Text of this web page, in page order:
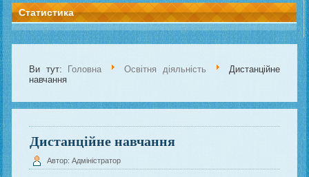
Статистика
Ви тут: Головна Освітня діяльність
Дистанційне
навчання
Дистанційне навчання
Автор: Адміністратор